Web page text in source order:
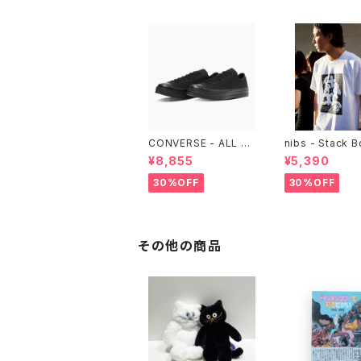
CONVERSE - ALL ST
AR LGCY OX （ALL B
LACK)
¥8,855
30%OFF
nibs - Stack
ore Tee
¥5,390
30%OFF
その他の商品